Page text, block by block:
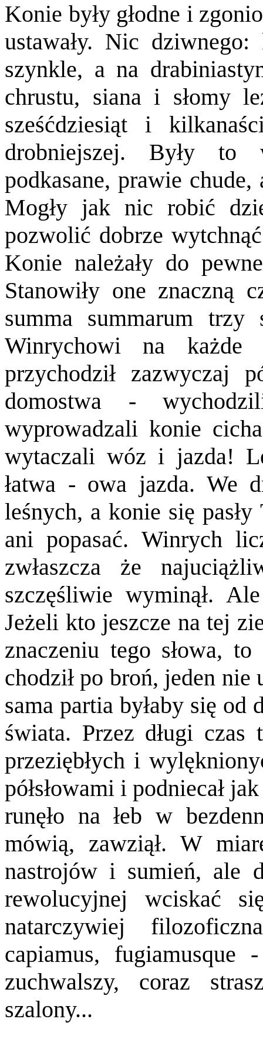
Konie były głodne i
ustawały. Nic
szynkle, a na
chrustu, siana i słomy
sześćdziesiąt i
drobniejszej. Były to
podkasane, prawie
Mogły jak nic robić
pozwolić dobrze
Konie należały do
Stanowiły one znaczną
summa summarum trzy
Winrychowi na każde
przychodził zazwyczaj
domostwa -
wyprowadzali konie
wytaczali wóz i jazda!
łatwa - owa jazda. We
leśnych, a konie się pasły
ani popasać. Winrych
zwłaszcza że
szczęśliwie wyminął.
Jeżeli kto jeszcze na tej
znaczeniu tego słowa,
chodził po broń, jeden nie
sama partia byłaby się od
świata. Przez długi czas
przeziębłych i
półsłowami i podniecał
runęło na łeb w
mówią, zawziął. W
nastrojów i sumień, ale
rewolucyjnej wciskać
natarczywiej
capiamus,
zuchwalszy, coraz
szalony...